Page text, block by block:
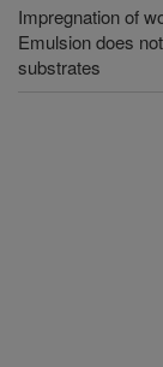
Impregnation of
Emulsion does
substrates